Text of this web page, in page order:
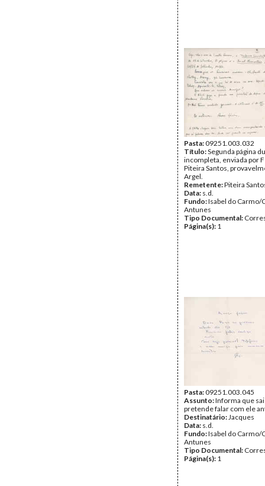
Pasta:09251.003.032
Título:Segunda página
incompleta, enviada por
Piteira Santos,
Argel.
Remetente:Piteira
Data: s.d.
Fundo:Isabel do Carmo/
Antunes
Tipo Documental:
Página(s): 1
Pasta:09251.003.045
Assunto:Informa que
pretende falar com ele
Destinatário:Jacques
Data: s.d.
Fundo:Isabel do Carmo/
Antunes
Tipo Documental:
Página(s): 1